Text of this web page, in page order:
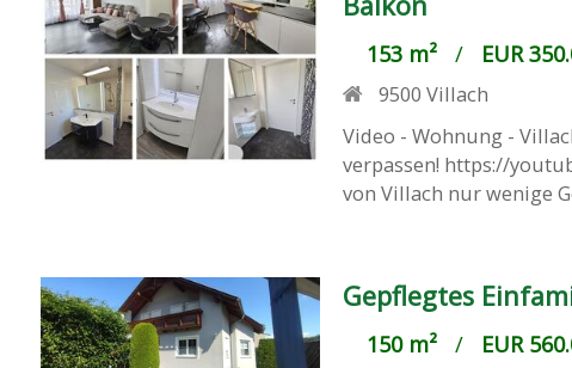
153 m²/ EUR
9500 Villach
Video - Wohnung -
verpassen! https://
von Villach nur wenige
Gepflegtes
150 m²/ EUR